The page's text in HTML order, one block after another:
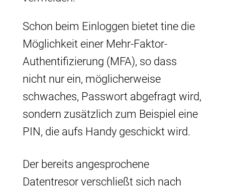
Schon beim Einloggen bietet tine die
Möglichkeit einer Mehr-Faktor-
Authentifizierung (MFA), so dass
nicht nur ein, möglicherweise
schwaches, Passwort abgefragt wird,
sondern zusätzlich zum Beispiel eine
PIN, die aufs Handy geschickt wird.
Der bereits angesprochene
Datentresor verschließt sich nach